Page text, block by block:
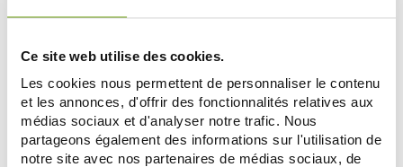
Ce site web utilise des cookies.
Les cookies nous permettent de personnaliser le contenu
et les annonces, d'offrir des fonctionnalités relatives aux
médias sociaux et d'analyser notre trafic. Nous
partageons également des informations sur l'utilisation de
notre site avec nos partenaires de médias sociaux, de
BIOPREVENTIS
ARTICULATIONS 200ML
22,10 €
ДОБАВИТЬ В КОРЗИНУ
ARTICULATIONS ROLL ON 50 ML
5,55 €
ДОБАВИТЬ В КОРЗИНУ